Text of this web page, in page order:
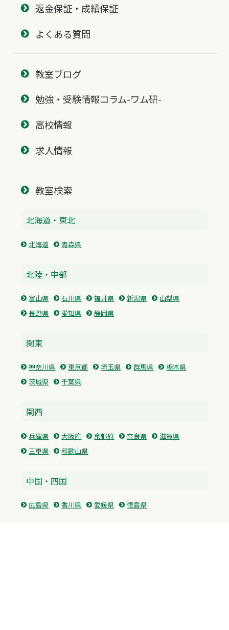
返金保証・成績保証
よくある質問
教室ブログ
勉強・受験情報コラム-ワム研-
高校情報
求人情報
教室検索
北海道・東北
北海道 青森県
北陸・中部
富山県 石川県 福井県 新潟県
山梨県
長野県
愛知県 静岡県
関東
神奈川県 東京都 埼玉県 群馬県
栃木県
茨城県
千葉県
関西
兵庫県 大阪府 京都府 奈良県
滋賀県
三重県
和歌山県
中国・四国
広島県 香川県 愛媛県 徳島県